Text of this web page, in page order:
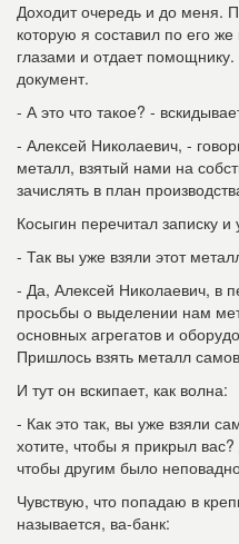
Доходит очередь и до меня.
которую я составил по его
глазами и отдает
документ.
- А это что такое? -
- Алексей Николаевич, -
металл, взятый нами на
зачислять в план
Косыгин перечитал записку и
- Так вы уже взяли этот
- Да, Алексей Николаевич, в
просьбы о выделении нам
основных агрегатов и
Пришлось взять металл
И тут он вскипает, как волна:
- Как это так, вы уже взяли
хотите, чтобы я прикрыл
чтобы другим было
Чувствую, что попадаю в
называется, ва-банк: